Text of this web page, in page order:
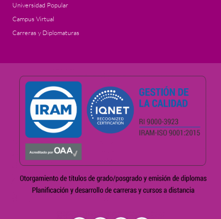
Universidad Popular
Campus Virtual
Carreras y Diplomaturas